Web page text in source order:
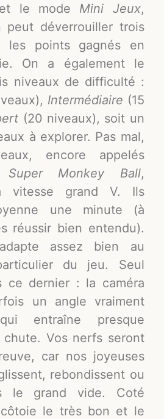
le mode Mini Jeux,
peut déverrouiller trois
les points gagnés en
On a également le
niveaux de difficulté :
Intermédiaire (15
(20 niveaux), soit un
à explorer. Pas mal,
encore appelés
Super Monkey Ball,
à vitesse grand V. Ils
une minute (à
réussir bien entendu).
assez bien au
du jeu. Seul
ce dernier : la caméra
un angle vraiment
entraîne presque
Vos nerfs seront
car nos joyeuses
rebondissent ou
le grand vide. Coté
le très bon et le